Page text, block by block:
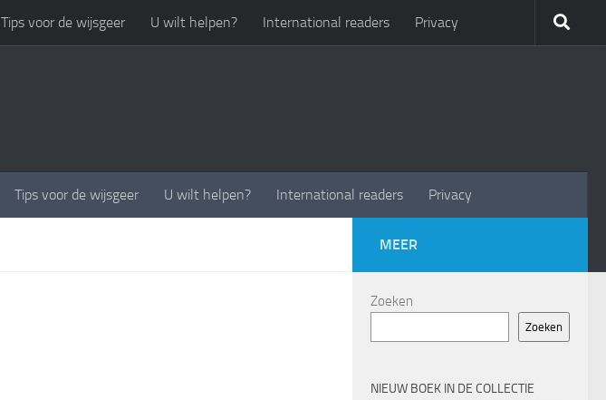
Tips voor de wijsgeer U wilt helpen? International readers Privacy
Tips voor de wijsgeer U wilt helpen? International readers Privacy
MEER
Zoeken
Zoeken
NIEUW BOEK IN DE COLLECTIE